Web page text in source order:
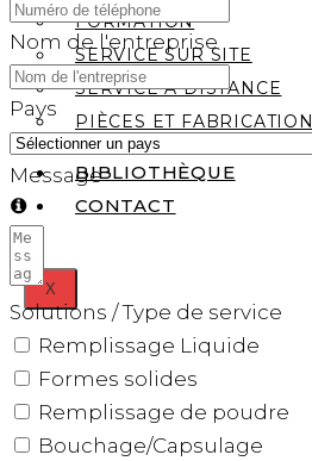
FORMATION
SERVICE SUR SITE
SERVICE À DISTANCE
PIÈCES ET FABRICATION
BIBLIOTHÈQUE
CONTACT
X
Nom de l'entreprise
Pays
Message
Solutions / Type de service
Remplissage Liquide
Formes solides
Remplissage de poudre
Bouchage/Capsulage